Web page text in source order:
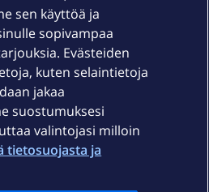
sen käyttöä ja
sopivampaa
Evästeiden
kuten selaintietoja
jakaa
suostumuksesi
valintojasi milloin
tietosuojasta ja